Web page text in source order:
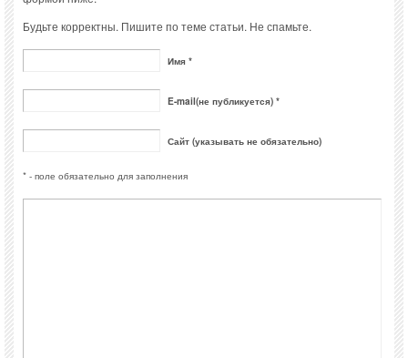
Будьте корректны. Пишите по теме статьи. Не спамьте.
Имя *
E-mail(не публикуется) *
Сайт (указывать не обязательно)
* - поле обязательно для заполнения